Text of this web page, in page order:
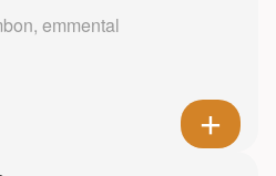
emmental